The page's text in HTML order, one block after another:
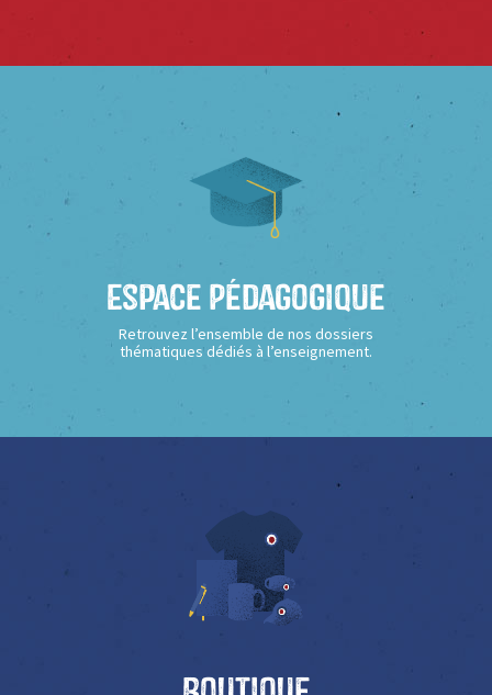
Espace Pédagogique
Retrouvez l’ensemble de nos dossiers
thématiques dédiés à l’enseignement.